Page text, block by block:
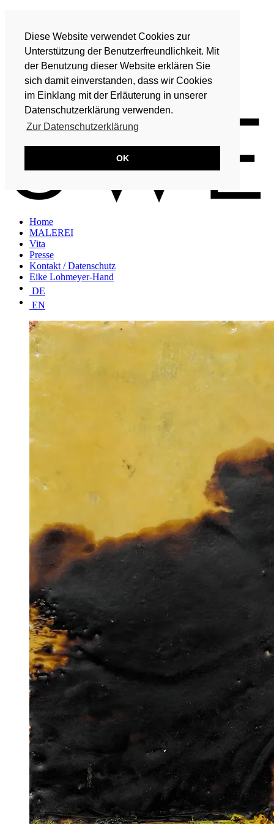
Diese Website verwendet Cookies zur
Unterstützung der Benutzerfreundlichkeit. Mit
der Benutzung dieser Website erklären Sie
sich damit einverstanden, dass wir Cookies
im Einklang mit der Erläuterung in unserer
Datenschutzerklärung verwenden.
Zur Datenschutzerklärung
OK
Vita
Presse
Kontakt / Datenschutz
Eike Lohmeyer-Hand
DE
EN
Home
MALEREI
Vita
Presse
Kontakt / Datenschutz
Eike Lohmeyer-Hand
DE
EN